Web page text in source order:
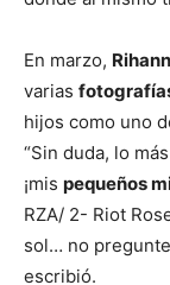
En marzo,
varias
hijos como uno
“Sin duda, lo
¡mis pequeños
RZA/ 2- Riot
sol… no
escribió.